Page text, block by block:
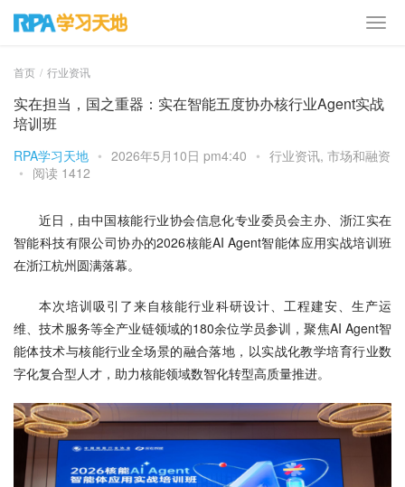
首页 行业资讯
实在担当，国之重器：实在智能五度协办核行业Agent实战
培训班
RPA学习天地 • 2026年5月10日 pm4:40 • 行业资讯, 市场和融资
• 阅读 1412
近日，由中国核能行业协会信息化专业委员会主办、浙江实在
智能科技有限公司协办的2026核能AI Agent智能体应用实战培训班
在浙江杭州圆满落幕。
本次培训吸引了来自核能行业科研设计、工程建安、生产运
维、技术服务等全产业链领域的180余位学员参训，聚焦AI Agent智
能体技术与核能行业全场景的融合落地，以实战化教学培育行业数
字化复合型人才，助力核能领域数智化转型高质量推进。